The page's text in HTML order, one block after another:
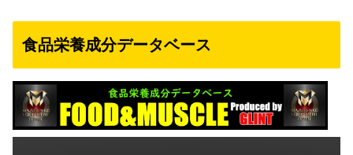
食品栄養成分データベース